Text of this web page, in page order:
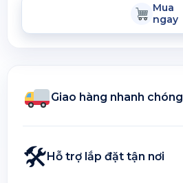
Mua
ngay
Giao hàng nhanh chóng
🛠Hỗ trợ lắp đặt tận nơi